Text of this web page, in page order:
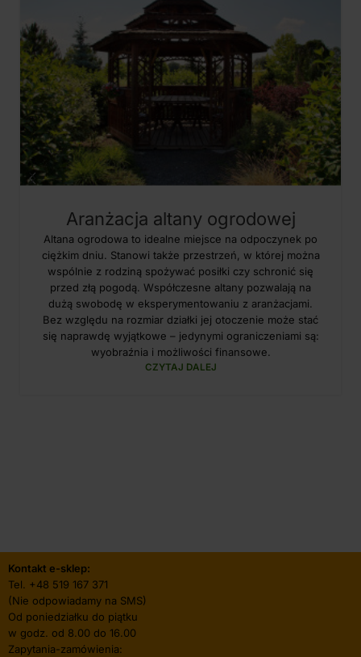
Aranżacja altany ogrodowej
Altana ogrodowa to idealne miejsce na odpoczynek po
ciężkim dniu. Stanowi także przestrzeń, w której można
wspólnie z rodziną spożywać posiłki czy schronić się
przed złą pogodą. Współczesne altany pozwalają na
dużą swobodę w eksperymentowaniu z aranżacjami.
Bez względu na rozmiar działki jej otoczenie może stać
się naprawdę wyjątkowe – jedynymi ograniczeniami są:
wyobraźnia i możliwości finansowe.
CZYTAJ DALEJ
Kontakt e-sklep:
Tel. +48 519 167 371
(Nie odpowiadamy na SMS)
Od poniedziałku do piątku
w godz. od 8.00 do 16.00
Zapytania-zamówienia: